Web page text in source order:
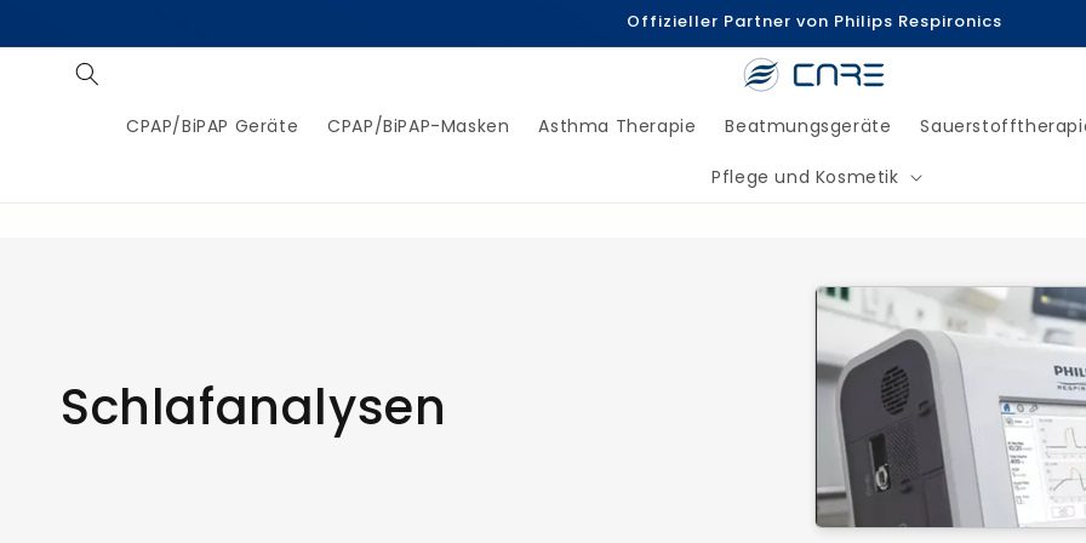
Inhalt
Offizieller Partner von Philips Respironics
CPAP/BiPAP Geräte CPAP/BiPAP-Masken Asthma Therapie Beatmungsgeräte
Pflege und Kosmetik
K
Schlafanalysen